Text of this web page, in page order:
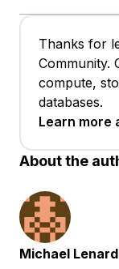
Thanks for
Community.
compute,
databases.
Learn more
About the
Michael